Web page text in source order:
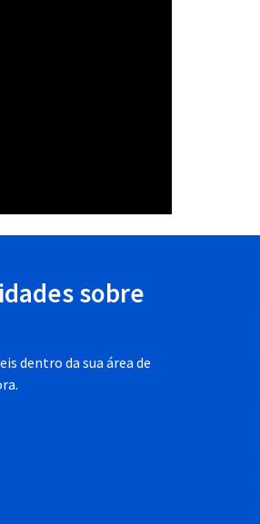
sobre
dentro da sua área de